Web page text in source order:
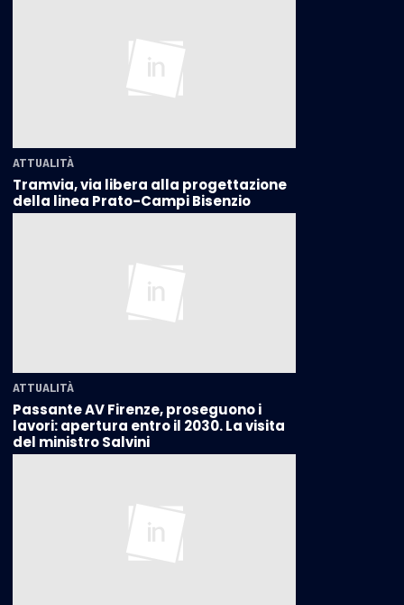
ATTUALITÀ
Tramvia, via libera alla progettazione
della linea Prato-Campi Bisenzio
ATTUALITÀ
Passante AV Firenze, proseguono i
lavori: apertura entro il 2030. La visita
del ministro Salvini